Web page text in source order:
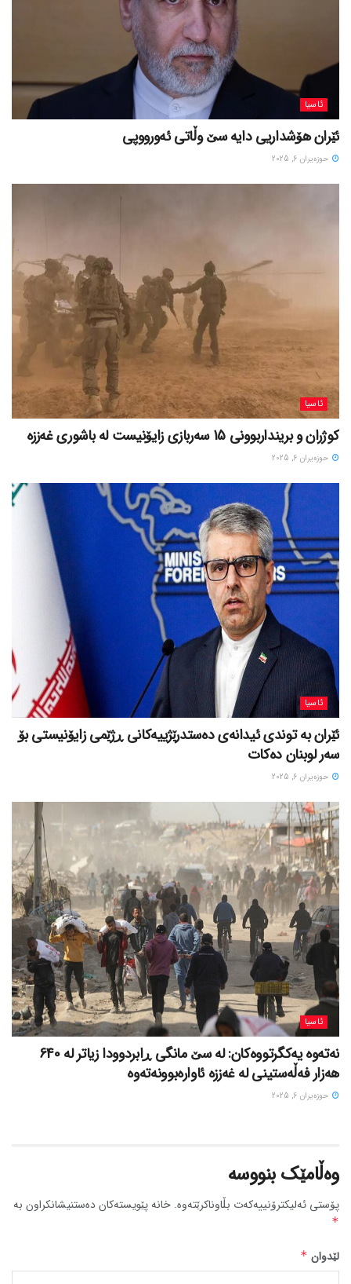
ئاسیا
ئێران هۆشداریی دایە سێ وڵاتی ئەورووپی
حوزه‌یران 6, 2025
ئاسیا
کوژران و برینداربوونی 15 سەربازی زایۆنیست لە باشوری غەززە
حوزه‌یران 6, 2025
ئاسیا
ئێران بە توندی ئیدانەی دەستدرێژییەکانی ڕژێمی زایۆنیستی بۆ
سەر لوبنان دەکات
حوزه‌یران 6, 2025
ئاسیا
نەتەوە یەکگرتووەکان: لە سێ مانگی ڕابردوودا زیاتر لە 640
هەزار فەڵەستینی لە غەززە ئاوارەبوونەتەوە
حوزه‌یران 6, 2025
وەڵامێک بنووسە
پۆستی ئەلیکترۆنییەکەت بڵاوناکرێتەوە. خانە پێویستەکان دەستنیشانکراون بە
*
لێدوان *